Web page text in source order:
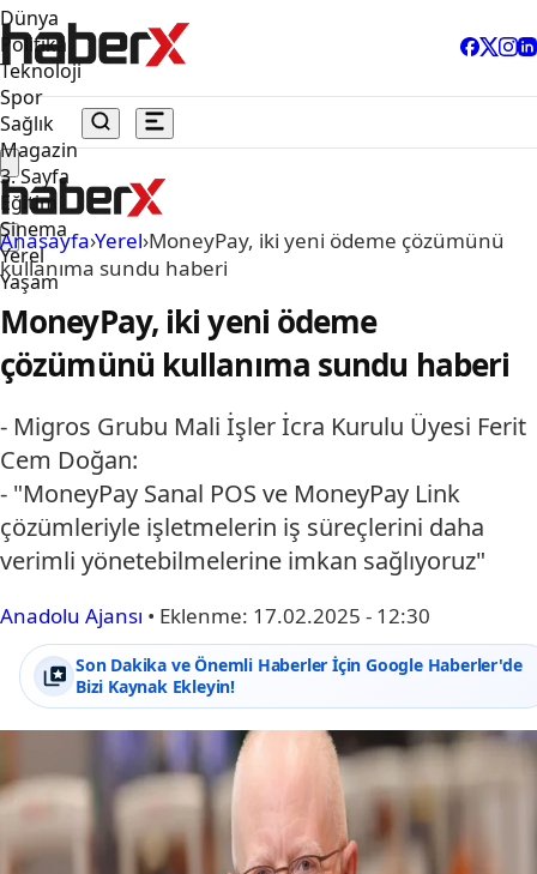
Dünya
Politika
Teknoloji
Spor
Sağlık
Magazin
3. Sayfa
Eğitim
Sinema
Yerel
Yaşam
Anasayfa›Yerel›MoneyPay, iki yeni ödeme çözümünü
kullanıma sundu haberi
MoneyPay, iki yeni ödeme
çözümünü kullanıma sundu haberi
- Migros Grubu Mali İşler İcra Kurulu Üyesi Ferit
Cem Doğan:
- "MoneyPay Sanal POS ve MoneyPay Link
çözümleriyle işletmelerin iş süreçlerini daha
verimli yönetebilmelerine imkan sağlıyoruz"
Anadolu Ajansı • Eklenme: 17.02.2025 - 12:30
Son Dakika ve Önemli Haberler İçin Google Haberler'de
Bizi Kaynak Ekleyin!